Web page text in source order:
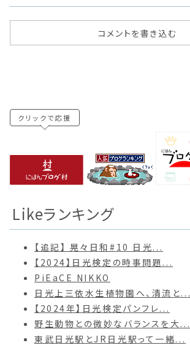
コメントを書き込む
クリックで応援
Likeランキング
【追記】 晃々日和#10 日光...
【2024】日光検定の時事問題...
PiEaCE NIKKO
日光上三依水生植物園へ、清流と...
【2024年】日光検定パンフレ...
野生動物との微妙なバランスを大...
東武日光駅とJR日光駅って一緒...